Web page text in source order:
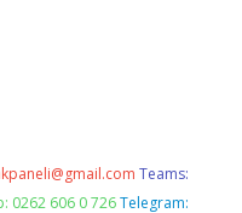
Teams:
0262 606 0 726 Telegram: